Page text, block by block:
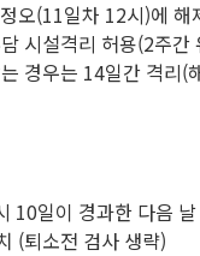
오(11일차 12시)에 해
시설격리 허용(2주
경우는 14일간 격리(
10일이 경과한 다음
(퇴소전 검사 생략)